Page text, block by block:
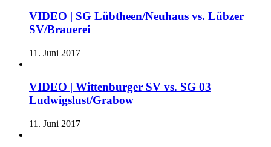
VIDEO | SG Lübtheen/Neuhaus vs. Lübzer
SV/Brauerei
11. Juni 2017
VIDEO | Wittenburger SV vs. SG 03
Ludwigslust/Grabow
11. Juni 2017